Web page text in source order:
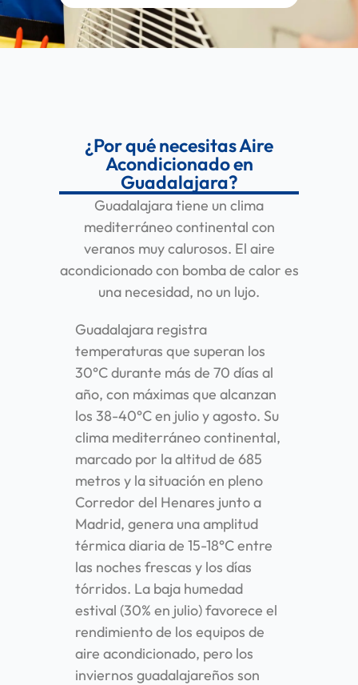
¿Por qué necesitas Aire
Acondicionado en
Guadalajara?
Guadalajara tiene un clima
mediterráneo continental con
veranos muy calurosos. El aire
acondicionado con bomba de calor es
una necesidad, no un lujo.
Guadalajara registra
temperaturas que superan los
30°C durante más de 70 días al
año, con máximas que alcanzan
los 38-40°C en julio y agosto. Su
clima mediterráneo continental,
marcado por la altitud de 685
metros y la situación en pleno
Corredor del Henares junto a
Madrid, genera una amplitud
térmica diaria de 15-18°C entre
las noches frescas y los días
tórridos. La baja humedad
estival (30% en julio) favorece el
rendimiento de los equipos de
aire acondicionado, pero los
inviernos guadalajareños son